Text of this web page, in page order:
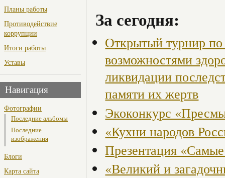
Планы работы
Противодействие
коррупции
Итоги работы
Уставы
Навигация
Фотографии
Последние альбомы
Последние
изображения
Блоги
Карта сайта
За сегодня:
Открытый турнир
возможностями
ликвидации
памяти их жертв
Экоконкурс
«Кухни народов
Презентация
«Великий и